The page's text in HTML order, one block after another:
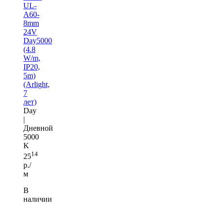
UL-
A60-
8mm
24V
Day5000
(4.8
W/m,
IP20,
5m)
(Arlight,
7
лет)
Day
|
Дневной
5000
K
2514
р./
м
В
наличии